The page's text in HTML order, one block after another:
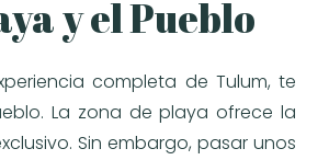
y el Pueblo
completa de Tulum, te
La zona de playa ofrece la
Sin embargo, pasar unos